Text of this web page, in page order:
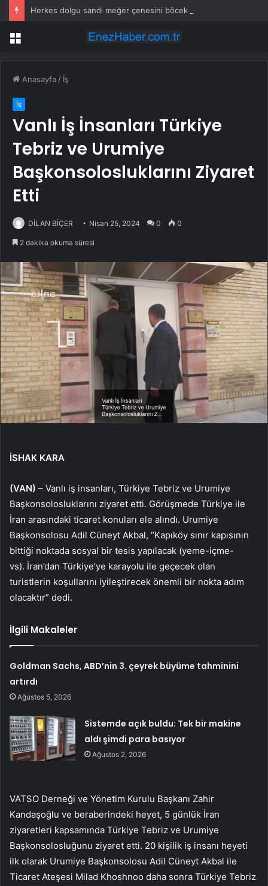
Herkes dolgu sandı meğer çenesini böcek ısırmış
Menü
Anasayfa / İş
İş
Vanlı İş İnsanları Türkiye
Tebriz ve Urumiye
Başkonsolosluklarını Ziyaret
Etti
DİLAN BİÇER Nisan 25, 2024 0 0
2 dakika okuma süresi
İSHAK KARA
(VAN) – Vanlı iş insanları, Türkiye Tebriz ve Urumiye
Başkonsolosluklarını ziyaret etti. Görüşmede Türkiye ile
İran arasındaki ticaret konuları ele alındı. Urumiye
Başkonsolosu Adil Cüneyt Akbal, “Kapıköy sınır kapısının
bittiği noktada sosyal bir tesis yapılacak (yeme-içme-
vs). İran’dan Türkiye’ye karayolu ile geçecek olan
turistlerin koşullarını iyileştirecek önemli bir nokta adım
olacaktır” dedi.
İlgili Makaleler
Goldman Sachs, ABD’nin 3. çeyrek büyüme tahminini
artırdı
Ağustos 5, 2026
Sistemde açık buldu: Tek bir makine
aldı şimdi para basıyor
Ağustos 2, 2026
VATSO Derneği ve Yönetim Kurulu Başkanı Zahir
Kandaşoğlu ve beraberindeki heyet, 5 günlük İran
ziyaretleri kapsamında Türkiye Tebriz ve Urumiye
Başkonsolosluğunu ziyaret etti. 20 kişilik iş insanı heyeti
ilk olarak Urumiye Başkonsolosu Adil Cüneyt Akbal ile
Ticaret Ateşesi Milad Khoshnoo daha sonra Türkiye Tebriz